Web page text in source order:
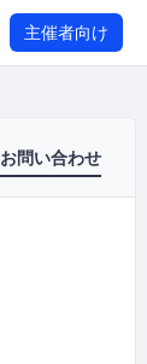
主催者向け
お問い合わせ